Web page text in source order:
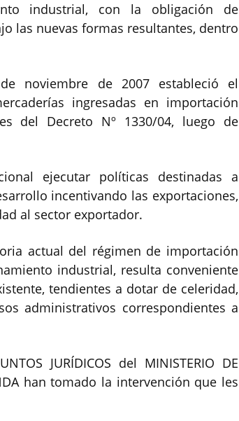
industrial, con la obligación de
las nuevas formas resultantes, dentro
noviembre de 2007 estableció el
ingresadas en importación
del Decreto Nº 1330/04, luego de
ejecutar políticas destinadas a
incentivando las exportaciones,
al sector exportador.
actual del régimen de importación
industrial, resulta conveniente
tendientes a dotar de celeridad,
administrativos correspondientes a
JURÍDICOS del MINISTERIO DE
han tomado la intervención que les